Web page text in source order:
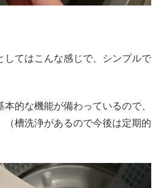
してはこんな感じで、シンプルで
的な機能が備わっているので、
（槽洗浄があるので今後は定期的